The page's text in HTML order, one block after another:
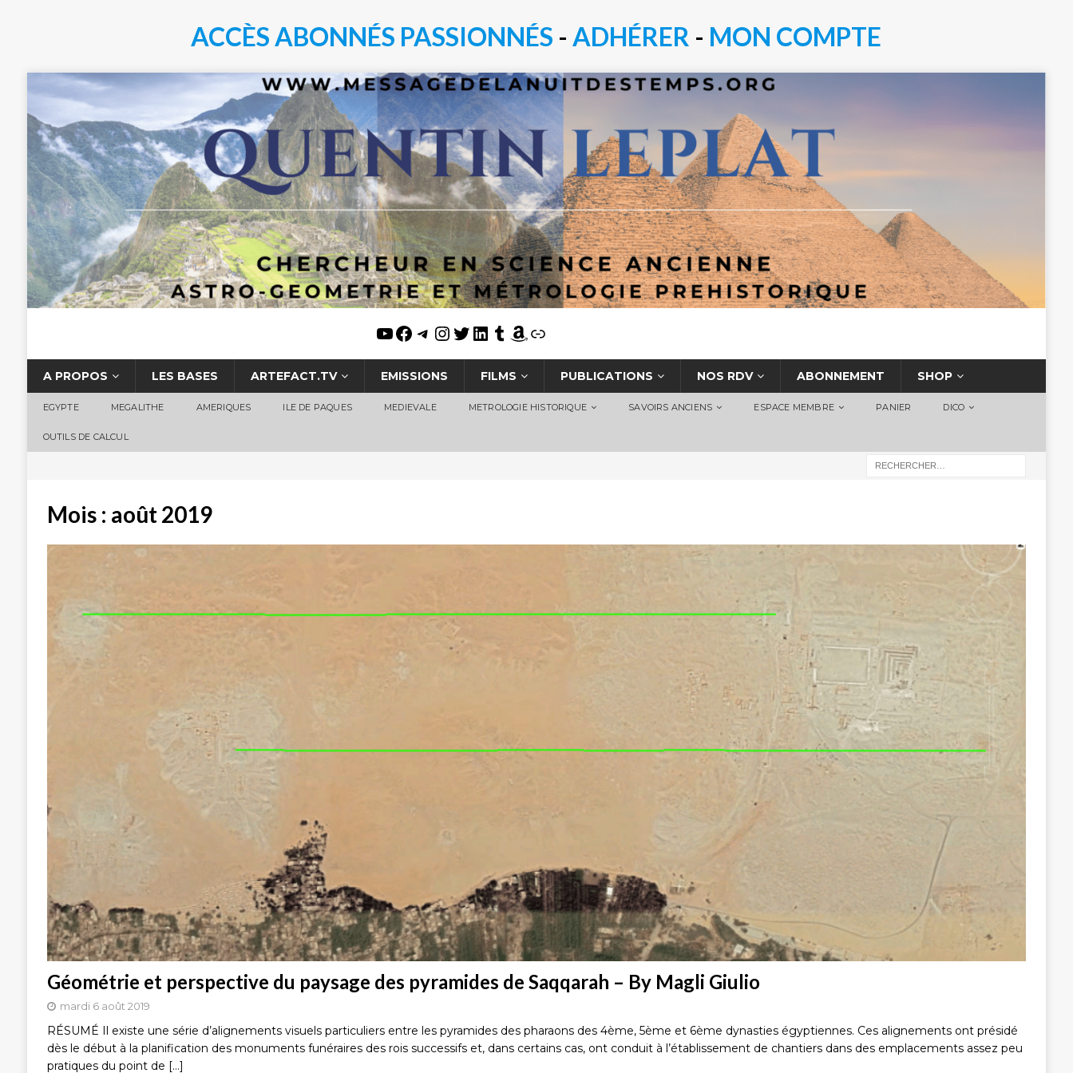
ACCÈS ABONNÉS PASSIONNÉS -ADHÉRER - MON COMPTE
A PROPOS LES BASES ARTEFACT.TV EMISSIONS FILMS PUBLICATIONS NOS RDV ABONNEMENT SHOP
EGYPTE MEGALITHE AMERIQUES ILE DE PAQUES MEDIEVALE METROLOGIE HISTORIQUE SAVOIRS ANCIENS ESPACE MEMBRE PANIER DICO
OUTILS DE CALCUL
Mois : août 2019
Géométrie et perspective du paysage des pyramides de Saqqarah – By Magli Giulio
mardi 6 août 2019
RÉSUMÉ Il existe une série d’alignements visuels particuliers entre les pyramides des pharaons des 4ème, 5ème et 6ème dynasties égyptiennes. Ces alignements ont présidé
dès le début à la planification des monuments funéraires des rois successifs et, dans certains cas, ont conduit à l’établissement de chantiers dans des emplacements assez peu
pratiques du point de […]